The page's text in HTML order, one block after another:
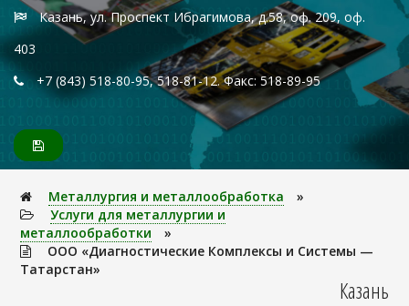
Казань, ул. Проспект Ибрагимова, д.58, оф. 209, оф.
403
+7 (843) 518-80-95, 518-81-12. Факс: 518-89-95
Металлуpгия и металлообработка
»
Услуги для металлургии и
металлообработки
»
ООО «Диагностические Комплексы и Системы —
Татарстан»
Казань